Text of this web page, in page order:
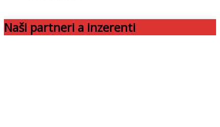
Naši partneri a inzerenti